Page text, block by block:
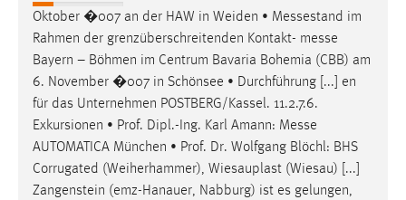
Oktober �007 an der HAW in Weiden • Messestand im
Rahmen der grenzüberschreitenden Kontakt- messe
Bayern – Böhmen im Centrum Bavaria Bohemia (CBB) am
6. November �007 in Schönsee • Durchführung [...] en
für das Unternehmen POSTBERG/Kassel. 11.2.7.6.
Exkursionen • Prof. Dipl.-Ing. Karl Amann: Messe
AUTOMATICA München • Prof. Dr. Wolfgang Blöchl: BHS
Corrugated (Weiherhammer), Wiesauplast (Wiesau) [...]
Zangenstein (emz-Hanauer, Nabburg) ist es gelungen,